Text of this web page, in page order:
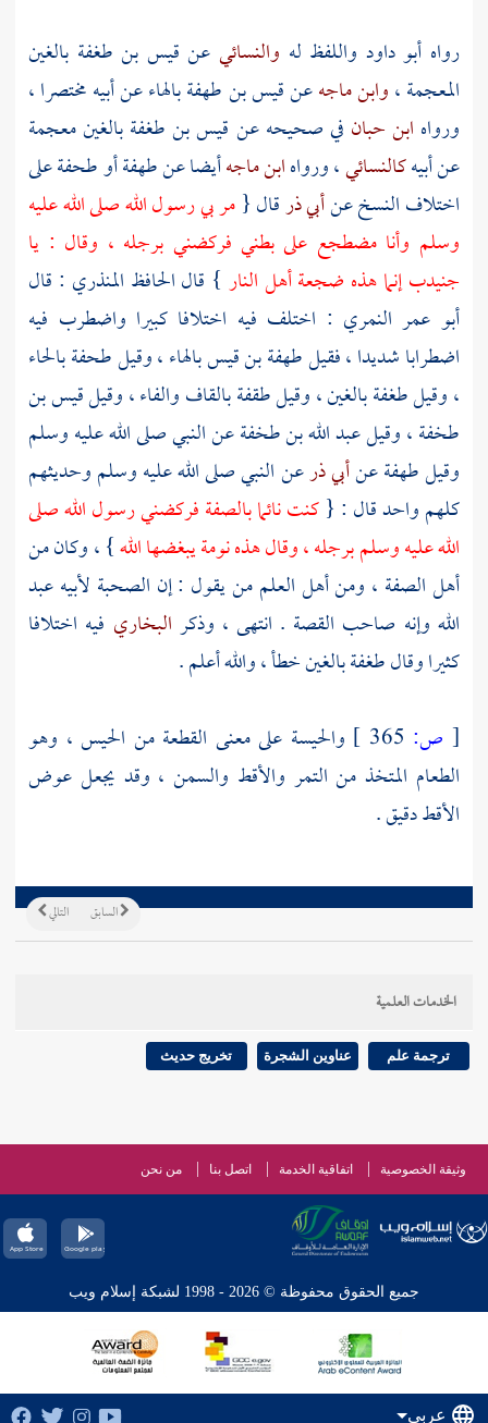
رواه أبو داود واللفظ له والنسائي عن قيس بن طغفة بالغين
المعجمة ،وابن ماجهعنقيس بن طهفةبالهاء عن أبيه مختصرا ،
ورواه ابن حبان في صحيحه عن قيس بن طغفةبالغين معجمة
عن أبيهكالنسائي، ورواهابن ماجهأيضا عنطهفة أو طحفةعلى
اختلاف النسخ عنأبي ذرقال {مر بي رسول الله صلى الله عليه
وسلم وأنا مضطجع على بطني فركضني برجله ، وقال : يا
جنيدبإنما هذه ضجعة أهل النار } قالالحافظ المنذري : قال
أبو عمر النمري : اختلف فيه اختلافا كبيرا واضطرب فيه
اضطرابا شديدا ، فقيلطهفة بن قيسبالهاء ، وقيلطحفةبالحاء
، وقيلطغفةبالغين ، وقيلطقفةبالقاف والفاء ، وقيلقيس بن
طخفة، وقيلعبد الله بن طخفةعن النبي صلى الله عليه وسلم
وقيلطهفةعنأبي ذرعن النبي صلى الله عليه وسلم وحديثهم
كلهم واحد قال : {كنت نائما بالصفة فركضني رسول الله صلى
الله عليه وسلم برجله ، وقال هذه نومة يبغضها الله} ، وكان من
أهل الصفة ، ومن أهل العلم من يقول : إن الصحبة لأبيهعبد
الله وإنه صاحب القصة . انتهى ، وذكر البخاري فيه اختلافا
كثيرا وقالطغفةبالغين خطأ ، والله أعلم .
[ ص:
والحيسة على معنى القطعة من الحيس ، وهو
الطعام المتخذ من التمر والأقط والسمن ، وقد يجعل عوض
الأقط دقيق .
التالي السابق
الخدمات العلمية
ترجمة علم عناوين الشجرة تخريج حديث
وثيقة الخصوصية اتفاقية الخدمة اتصل بنا من نحن
جميع الحقوق محفوظة © 2026 - 1998 لشبكة إسلام ويب
عربي